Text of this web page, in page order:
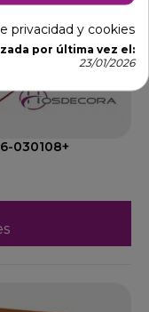
030108+
privacidad y cookies
por última vez el:
23/01/2026